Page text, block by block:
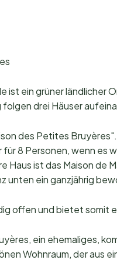
ist ein grüner ländlicher
drei Häuser
des Petites
8 Personen, wenn es
Haus ist das Maison de
unten ein ganzjährig
offen und bietet somit
ein ehemaliges,
Wohnraum, der aus